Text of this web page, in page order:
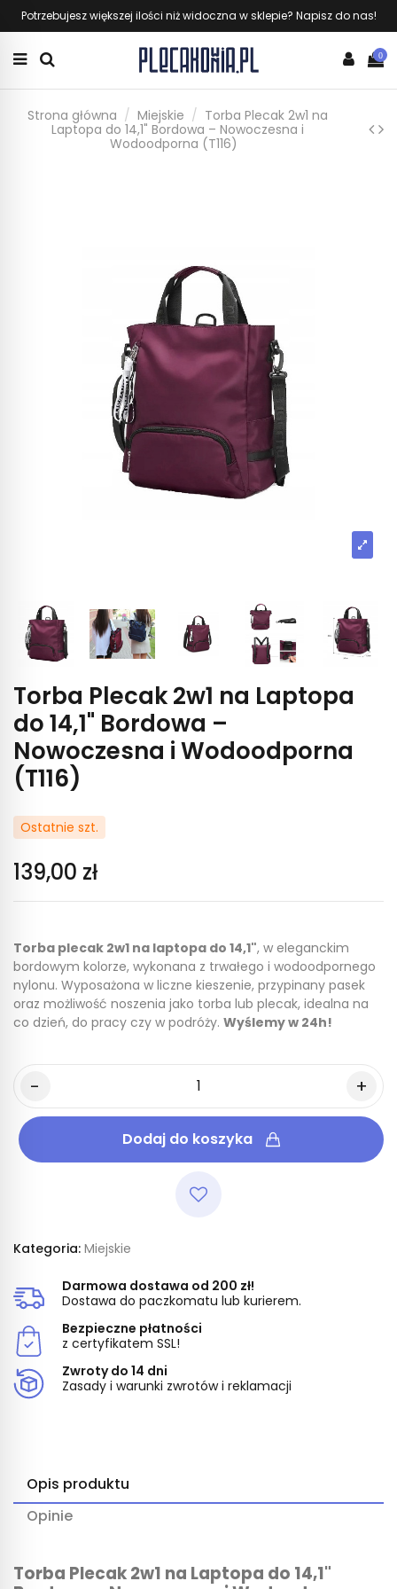
Potrzebujesz większej ilości niż widoczna w sklepie? Napisz do nas!
0
Strona główna Miejskie
Torba Plecak 2w1 na
Laptopa do 14,1" Bordowa – Nowoczesna i
Wodoodporna (T116)
Torba Plecak 2w1 na Laptopa
do 14,1" Bordowa –
Nowoczesna i Wodoodporna
(T116)
Ostatnie szt.
139,00 zł
Torba plecak 2w1 na laptopa do 14,1", w eleganckim
bordowym kolorze, wykonana z trwałego i wodoodpornego
nylonu. Wyposażona w liczne kieszenie, przypinany pasek
oraz możliwość noszenia jako torba lub plecak, idealna na
co dzień, do pracy czy w podróży. Wyślemy w 24h!
Dodaj do koszyka
Kategoria: Miejskie
Darmowa dostawa od 200 zł!
Dostawa do paczkomatu lub kurierem.
Bezpieczne płatności
z certyfikatem SSL!
Zwroty do 14 dni
Zasady i warunki zwrotów i reklamacji
Opis produktu
Opinie
Torba Plecak 2w1 na Laptopa do 14,1"